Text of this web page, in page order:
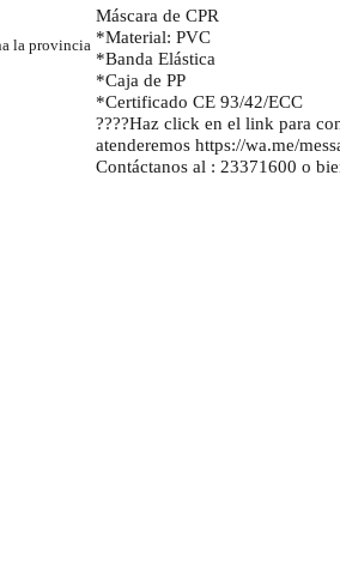
la provincia
Máscara de CPR
*Material: PVC
*Banda Elástica
*Caja de PP
*Certificado CE 93/42/ECC
????Haz click en el link para
atenderemos https://wa.me/
Contáctanos al : 23371600 o